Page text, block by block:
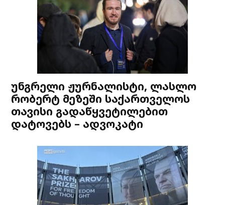
უნგრელი ჟურნალისტი, ლასლო
რობერტ მეზეში საქართველოს
თავისი გადაწყვეტილებით
დატოვებს – ადვოკატი